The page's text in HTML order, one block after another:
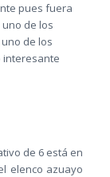
pues fuera
de los
de los
interesante
de 6 está en
elenco azuayo